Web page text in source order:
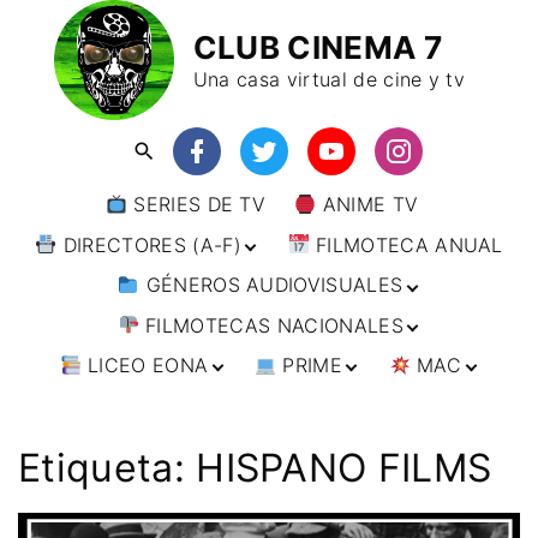
CLUB CINEMA 7
Una casa virtual de cine y tv
SERIES DE TV
ANIME TV
DIRECTORES (A-F)
DIRECTORES (F-L)
DIRECTORES (L-
W)
FILMOTECA ANUAL
GÉNEROS AUDIOVISUALES
ANIMACIÓN
ARTES MARCIALES
CINE DOCUMENTAL
CINE NEGRO / CRIMEN /
ESPIONAJE
FILMOTECAS NACIONALES
AFRICA
BRASIL
ESTADOS UNIDOS
INDIA
RUSIA
EUROPA
AUSTRIA
OCEANIA AUSTRALIA
LICEO EONA
TALLERES
ONLINE
PRIME
IMPRESCINDIBLES
MAC
ANIME
🗨 CÓMICS
Etiqueta: HISPANO FILMS